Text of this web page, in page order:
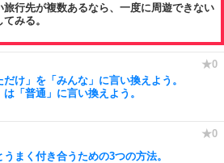
旅行先が複数あるなら、一度に周遊できない
みる。
だけ」を「みんな」に言い換えよう。
は「普通」に言い換えよう。
うまく付き合うための3つの方法。